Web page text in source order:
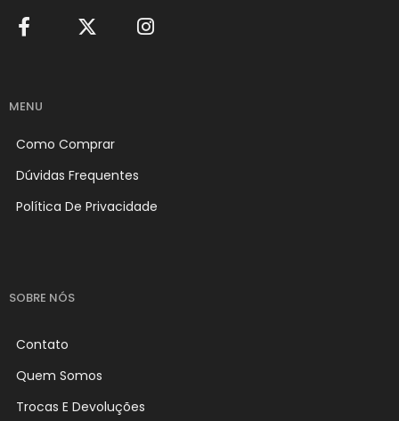
MENU
Como Comprar
Dúvidas Frequentes
Política De Privacidade
SOBRE NÓS
Contato
Quem Somos
Trocas E Devoluções